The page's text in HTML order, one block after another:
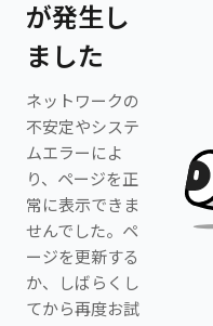
が発生し
ました
ネットワークの
不安定やシステ
ムエラーによ
り、ページを正
常に表示できま
せんでした。ペ
ージを更新する
か、しばらくし
てから再度お試